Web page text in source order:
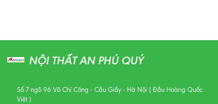
NỘI THẤT AN PHÚ QUÝ
Số 7 ngõ 96 Võ Chí Công - Cầu Giấy - Hà Nội ( Đầu Hoàng Quốc
Việt )